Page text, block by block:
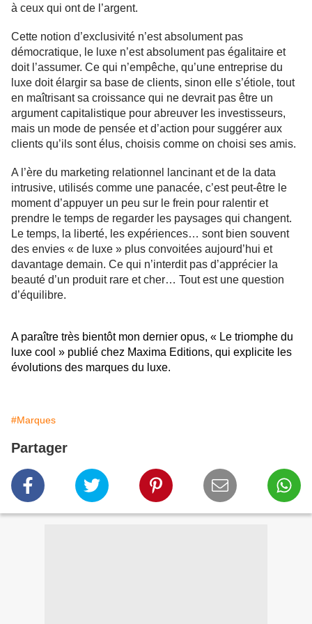
à ceux qui ont de l’argent.
Cette notion d’exclusivité n’est absolument pas
démocratique, le luxe n’est absolument pas égalitaire et
doit l’assumer. Ce qui n’empêche, qu’une entreprise du
luxe doit élargir sa base de clients, sinon elle s’étiole, tout
en maîtrisant sa croissance qui ne devrait pas être un
argument capitalistique pour abreuver les investisseurs,
mais un mode de pensée et d’action pour suggérer aux
clients qu’ils sont élus, choisis comme on choisi ses amis.
A l’ère du marketing relationnel lancinant et de la data
intrusive, utilisés comme une panacée, c’est peut-être le
moment d’appuyer un peu sur le frein pour ralentir et
prendre le temps de regarder les paysages qui changent.
Le temps, la liberté, les expériences… sont bien souvent
des envies « de luxe » plus convoitées aujourd’hui et
davantage demain. Ce qui n’interdit pas d’apprécier la
beauté d’un produit rare et cher… Tout est une question
d’équilibre.
A paraître très bientôt mon dernier opus, « Le triomphe du
luxe cool » publié chez Maxima Editions, qui explicite les
évolutions des marques du luxe.
#Marques
Partager